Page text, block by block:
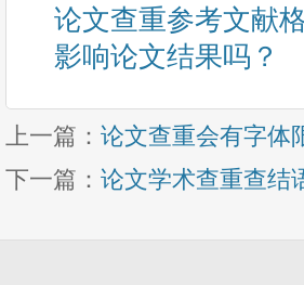
论文查重参考文献
影响论文结果吗？
上一篇： 论文查重会有字体
下一篇： 论文学术查重查结